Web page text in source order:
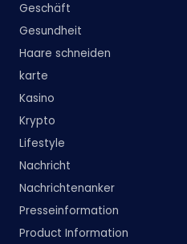
Geschäft
Gesundheit
Haare schneiden
karte
Kasino
Krypto
Lifestyle
Nachricht
Nachrichtenanker
Presseinformation
Product Information